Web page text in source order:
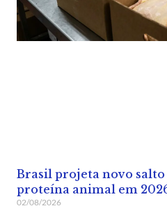
Brasil projeta novo salto
proteína animal em
02/08/2026